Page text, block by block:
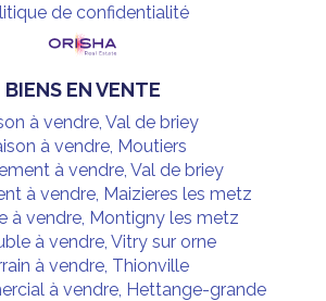
de confidentialité
BIENS EN VENTE
à vendre, Val de briey
à vendre, Moutiers
à vendre, Val de briey
à vendre, Maizieres les metz
à vendre, Montigny les metz
à vendre, Vitry sur orne
à vendre, Thionville
à vendre, Hettange-grande